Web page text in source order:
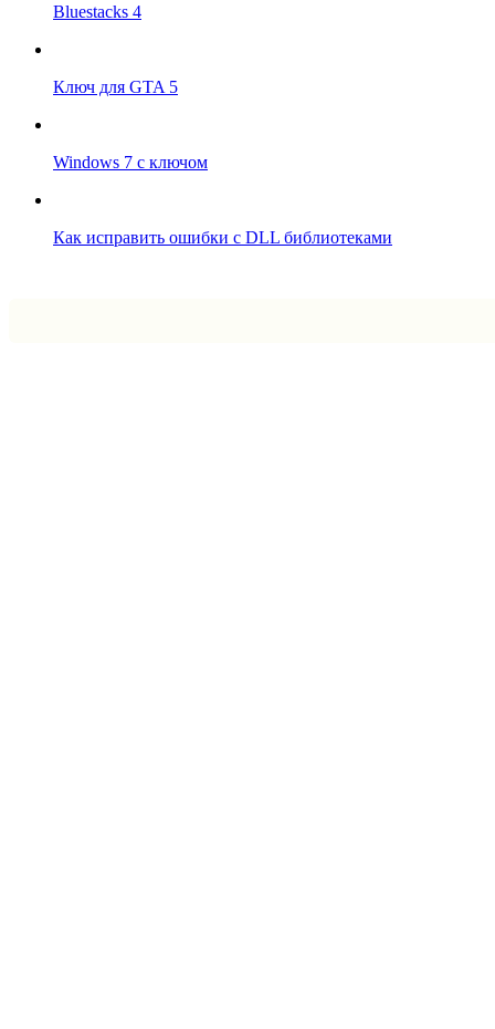
Bluestacks 4
Ключ для GTA 5
Windows 7 с ключом
Как исправить ошибки с DLL библиотеками